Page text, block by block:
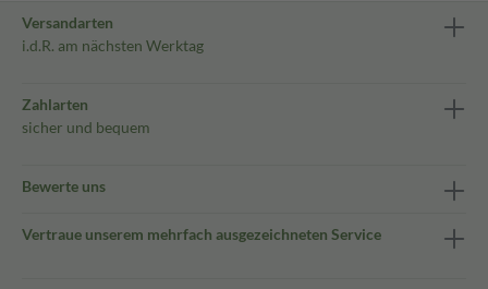
Versandarten
i.d.R. am nächsten Werktag
Zahlarten
sicher und bequem
Bewerte uns
Vertraue unserem mehrfach ausgezeichneten Service